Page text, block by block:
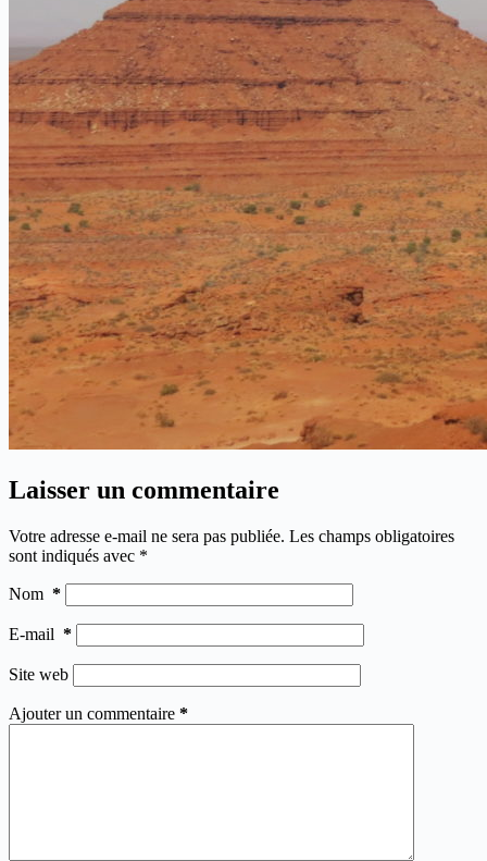
Laisser un commentaire
Votre adresse e-mail ne sera pas publiée. Les champs obligatoires
sont indiqués avec *
Nom *
E-mail *
Site web
Ajouter un commentaire *